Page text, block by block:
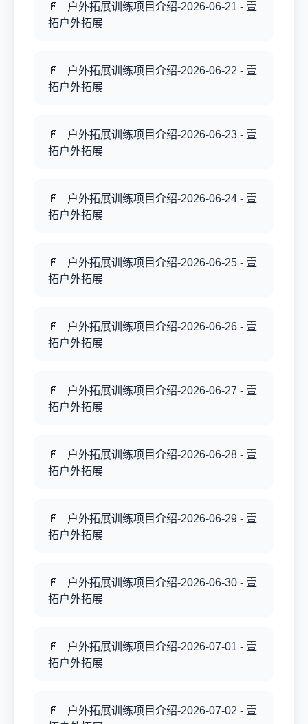
户外拓展训练项目介绍-2026-06-21 - 壹
拓户外拓展
户外拓展训练项目介绍-2026-06-22 - 壹
拓户外拓展
户外拓展训练项目介绍-2026-06-23 - 壹
拓户外拓展
户外拓展训练项目介绍-2026-06-24 - 壹
拓户外拓展
户外拓展训练项目介绍-2026-06-25 - 壹
拓户外拓展
户外拓展训练项目介绍-2026-06-26 - 壹
拓户外拓展
户外拓展训练项目介绍-2026-06-27 - 壹
拓户外拓展
户外拓展训练项目介绍-2026-06-28 - 壹
拓户外拓展
户外拓展训练项目介绍-2026-06-29 - 壹
拓户外拓展
户外拓展训练项目介绍-2026-06-30 - 壹
拓户外拓展
户外拓展训练项目介绍-2026-07-01 - 壹
拓户外拓展
户外拓展训练项目介绍-2026-07-02 - 壹